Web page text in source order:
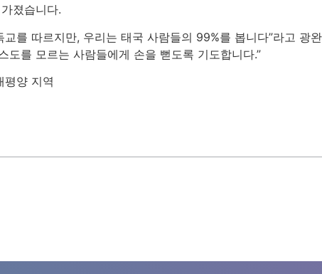
졌습니다.
교를 따르지만, 우리는 태국 사람들의 99%를 봅니다”라고 광
도를 모르는 사람들에게 손을 뻗도록 기도합니다.”
평양 지역